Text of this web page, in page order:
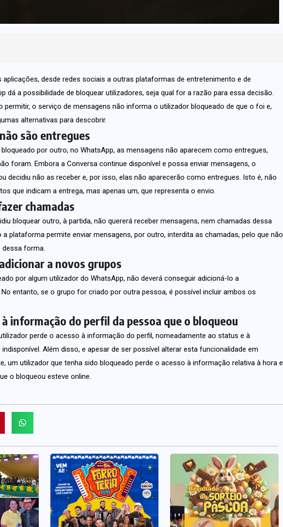
desde redes sociais a outras plataformas de entretenimento e de
dá a possibilidade de bloquear utilizadores, seja qual for a razão para essa decisão.
permitir, o serviço de mensagens não informa o utilizador bloqueado de que o foi e,
alternativas para descobrir.
são entregues
por outro, no WhatsApp, as mensagens não aparecem como entregues,
foram. Embora a Conversa continue disponível e possa enviar mensagens, o
decidiu não as receber e, por isso, elas não aparecerão como entregues. Isto é, não
que indicam a entrega, mas apenas um, que representa o envio.
chamadas
bloquear outro, à partida, não quererá receber mensagens, nem chamadas dessa
a plataforma permite enviar mensagens, por outro, interdita as chamadas, pelo que não
forma.
a novos grupos
por algum utilizador do WhatsApp, não deverá conseguir adicioná-lo a
entanto, se o grupo for criado por outra pessoa, é possível incluir ambos os
informação do perfil da pessoa que o bloqueou
perde o acesso à informação do perfil, nomeadamente ao status e à
Além disso, e apesar de ser possível alterar esta funcionalidade em
um utilizador que tenha sido bloqueado perde o acesso à informação relativa à hora e
o bloqueou esteve online.